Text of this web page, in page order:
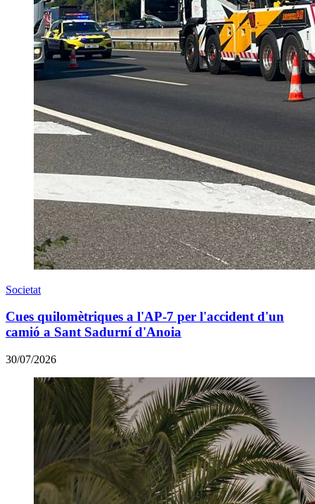
Societat
Cues quilomètriques a l'AP-7 per l'accident d'un
camió a Sant Sadurní d'Anoia
30/07/2026